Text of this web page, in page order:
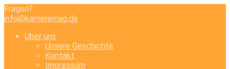
Fragen?
info@karrieremag.de
Über uns
Unsere Geschichte
Kontakt
Impressum